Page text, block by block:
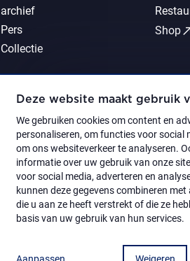
Deze website maakt gebruik
We gebruiken cookies om content en
personaliseren, om functies voor social
om ons websiteverkeer te analyseren.
informatie over uw gebruik van onze
voor social media, adverteren en
kunnen deze gegevens combineren
die u aan ze heeft verstrekt of die ze
basis van uw gebruik van hun services.
archief
Pers
Collectie
Shop